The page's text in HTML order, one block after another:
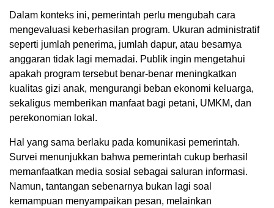
Dalam konteks ini, pemerintah perlu mengubah cara
mengevaluasi keberhasilan program. Ukuran administratif
seperti jumlah penerima, jumlah dapur, atau besarnya
anggaran tidak lagi memadai. Publik ingin mengetahui
apakah program tersebut benar-benar meningkatkan
kualitas gizi anak, mengurangi beban ekonomi keluarga,
sekaligus memberikan manfaat bagi petani, UMKM, dan
perekonomian lokal.
Hal yang sama berlaku pada komunikasi pemerintah.
Survei menunjukkan bahwa pemerintah cukup berhasil
memanfaatkan media sosial sebagai saluran informasi.
Namun, tantangan sebenarnya bukan lagi soal
kemampuan menyampaikan pesan, melainkan